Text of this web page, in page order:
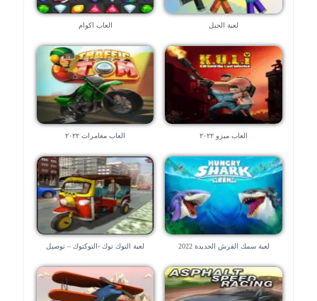
لعبة الحبل العاب اكوام
العاب ميزو ٢٠٢٢ العاب مغامرات ٢٠٢٢
لعبة سمك القرش الجديدة 2022
لعبة التوك توك -التوكتوك – توصيل